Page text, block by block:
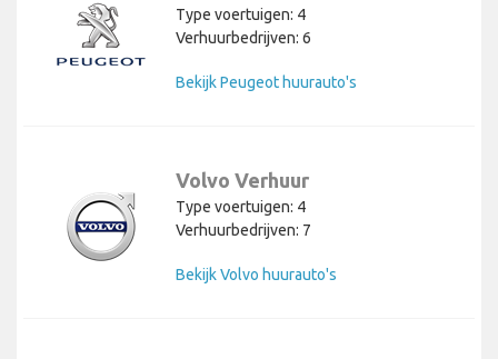
Type voertuigen: 4
Verhuurbedrijven: 6
Bekijk Peugeot huurauto's
Volvo Verhuur
Type voertuigen: 4
Verhuurbedrijven: 7
Bekijk Volvo huurauto's